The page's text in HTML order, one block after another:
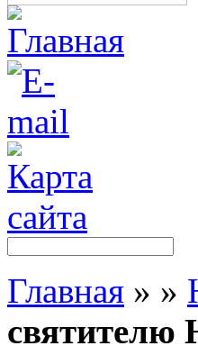
Главная » »
святителю